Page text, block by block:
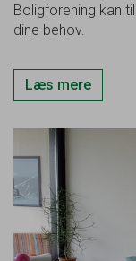
Boligforening kan
dine behov.
Læs mere